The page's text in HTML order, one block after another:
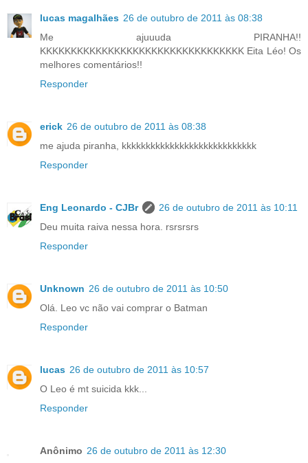
lucas magalhães 26 de outubro de 2011 às 08:38
Me ajuuuda PIRANHA!!
KKKKKKKKKKKKKKKKKKKKKKKKKKKKKKKKK Eita Léo! Os
melhores comentários!!
Responder
erick 26 de outubro de 2011 às 08:38
me ajuda piranha, kkkkkkkkkkkkkkkkkkkkkkkkkkkk
Responder
Eng Leonardo - CJBr
26 de outubro de 2011 às 10:11
Deu muita raiva nessa hora. rsrsrsrs
Responder
Unknown 26 de outubro de 2011 às 10:50
Olá. Leo vc não vai comprar o Batman
Responder
lucas 26 de outubro de 2011 às 10:57
O Leo é mt suicida kkk...
Responder
Anônimo 26 de outubro de 2011 às 12:30